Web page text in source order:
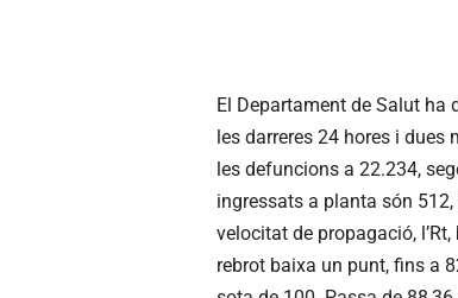
El Departament de Salut ha
les darreres 24 hores i
les defuncions a 22.234,
ingressats a planta són
velocitat de propagació,
rebrot baixa un punt, fins a